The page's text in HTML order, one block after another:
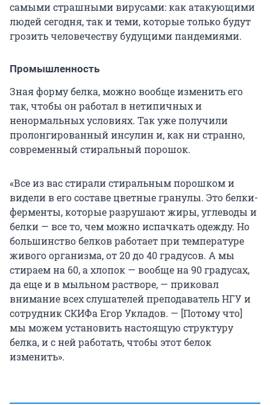
самыми страшными вирусами: как атакующими
людей сегодня, так и теми, которые только будут
грозить человечеству будущими пандемиями.
Промышленность
Зная форму белка, можно вообще изменить его
так, чтобы он работал в нетипичных и
ненормальных условиях. Так уже получили
пролонгированный инсулин и, как ни странно,
современный стиральный порошок.
«Все из вас стирали стиральным порошком и
видели в его составе цветные гранулы. Это белки-
ферменты, которые разрушают жиры, углеводы и
белки — все то, чем можно испачкать одежду. Но
большинство белков работает при температуре
живого организма, от 20 до 40 градусов. А мы
стираем на 60, а хлопок — вообще на 90 градусах,
да еще и в мыльном растворе, — приковал
внимание всех слушателей преподаватель НГУ и
сотрудник СКИФа Егор Укладов. — [Потому что]
мы можем установить настоящую структуру
белка, и с ней работать, чтобы этот белок
изменить».